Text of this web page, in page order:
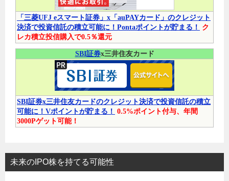
「三菱UFJ eスマート証券」x「auPAYカード」のクレジット
決済で投資信託の積立可能に！Pontaポイントが貯まる！
ク
レカ積立投信購入で0.5％還元
SBI証券x三井住友カード
SBI証券x三井住友カードのクレジット決済で投資信託の積立
可能に！Vポイントが貯まる！ 0.5%ポイント付与、年間
3000Pゲット可能！
未来のIPO株を持てる可能性